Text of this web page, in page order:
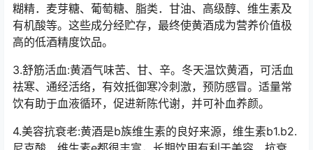
糊精．麦芽糖、葡萄糖、脂类．甘油、高级醇、维生素及
有机酸等。这些成分经贮存，最终使黄酒成为营养价值极
高的低酒精度饮品。
3.舒筋活血:黄酒气味苦、甘、辛。冬天温饮黄酒，可活血
祛寒、通经活络，有效抵御寒冷刺激，预防感冒。适量常
饮有助于血液循环，促进新陈代谢，并可补血养颜。
4.美容抗衰老:黄酒是b族维生素的良好来源，维生素b1.b2.